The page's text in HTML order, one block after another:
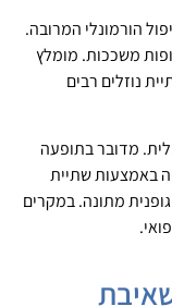
הורמונלי המרובה.
משככות. מומלץ
נוזלים רבים
מדובר בתופעה
באמצעות שתיית
מתונה. במקרים